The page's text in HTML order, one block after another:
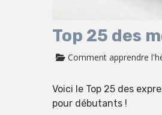
Top 25 des
Comment apprendre
Voici le Top 25 des
pour débutants !